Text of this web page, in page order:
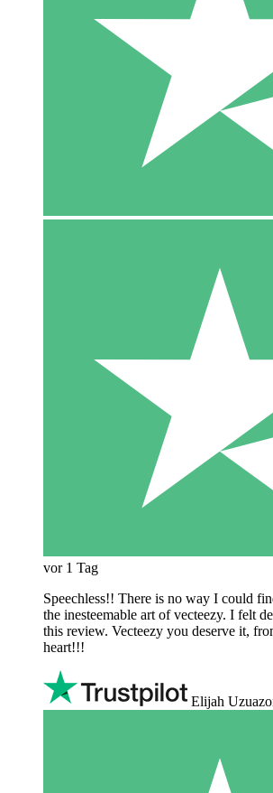
vor 1 Tag
Speechless!! There is no way I could
the inesteemable art of vecteezy. I felt
this review. Vecteezy you deserve it,
heart!!!
Elijah